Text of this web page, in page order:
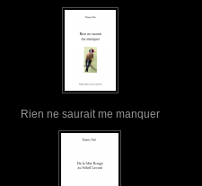
Rien ne saurait me manquer